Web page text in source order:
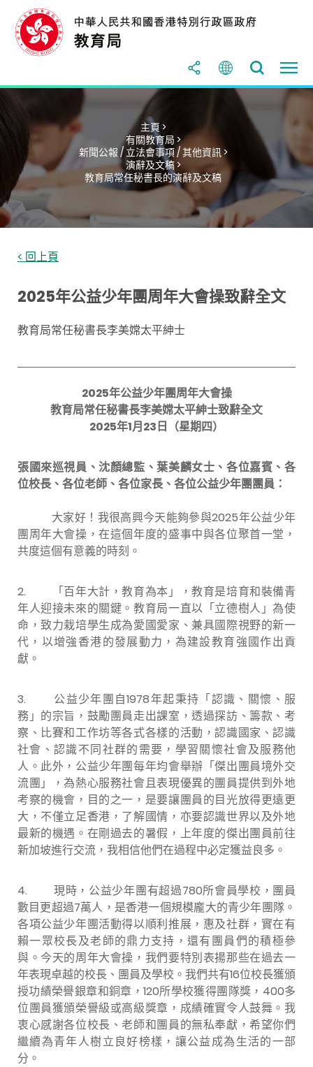
主頁 >
有關教育局 >
新聞公報 / 立法會事項 / 其他資訊 >
演辭及文稿 >
教育局常任秘書長的演辭及文稿
< 回上頁
2025年公益少年團周年大會操致辭全文
教育局常任秘書長李美嫦太平紳士
2025年公益少年團周年大會操
教育局常任秘書長李美嫦太平紳士致辭全文
2025年1月23日（星期四）
張國來巡視員、沈顏總監、葉美麟女士、各位嘉賓、各
位校長、各位老師、各位家長、各位公益少年團團員：
大家好！我很高興今天能夠參與2025年公益少年
團周年大會操，在這個年度的盛事中與各位聚首一堂，
共度這個有意義的時刻。
2. 「百年大計，教育為本」，教育是培育和裝備青
年人迎接未來的關鍵。教育局一直以「立德樹人」為使
命，致力栽培學生成為愛國愛家、兼具國際視野的新一
代，以增強香港的發展動力，為建設教育強國作出貢
獻。
3. 公益少年團自1978年起秉持「認識、關懷、服
務」的宗旨，鼓勵團員走出課室，透過探訪、籌款、考
察、比賽和工作坊等各式各樣的活動，認識國家、認識
社會、認識不同社群的需要，學習關懷社會及服務他
人。此外，公益少年團每年均會舉辦「傑出團員境外交
流團」，為熱心服務社會且表現優異的團員提供到外地
考察的機會，目的之一，是要讓團員的目光放得更遠更
大，不僅立足香港，了解國情，亦要認識世界以及外地
最新的機遇。在剛過去的暑假，上年度的傑出團員前往
新加坡進行交流，我相信他們在過程中必定獲益良多。
4. 現時，公益少年團有超過780所會員學校，團員
數目更超過7萬人，是香港一個規模龐大的青少年團隊。
各項公益少年團活動得以順利推展，惠及社群，實在有
賴一眾校長及老師的鼎力支持，還有團員們的積極參
與。今天的周年大會操，我們要特別表揚那些在過去一
年表現卓越的校長、團員及學校。我們共有16位校長獲頒
授功績榮譽銀章和銅章，120所學校獲得團隊獎，400多
位團員獲頒榮譽級或高級獎章，成績確實令人鼓舞。我
衷心感謝各位校長、老師和團員的無私奉獻，希望你們
繼續為青年人樹立良好榜樣，讓公益成為生活的一部
分。